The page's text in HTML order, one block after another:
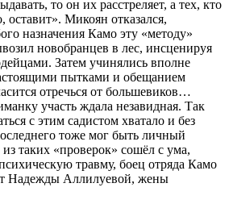
то он их расстреляет, а тех, кто
оставит». Микоян отказался,
назначения Камо эту «методу»
новобранцев в лес, инсценируя
Затем учинялись вполне
пытками и обещанием
отречься от большевиков…
участь ждала незавидная. Так
с этим садистом хватало и без
тоже мог быть личный
таких «проверок» сошёл с ума,
травму, боец отряда Камо
Надежды Аллилуевой, жены